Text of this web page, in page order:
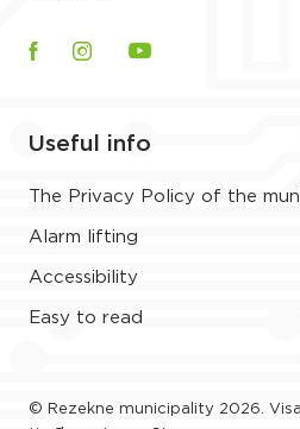
Useful info
The Privacy Policy of the
Alarm lifting
Accessibility
Easy to read
© Rezekne municipality 2026.